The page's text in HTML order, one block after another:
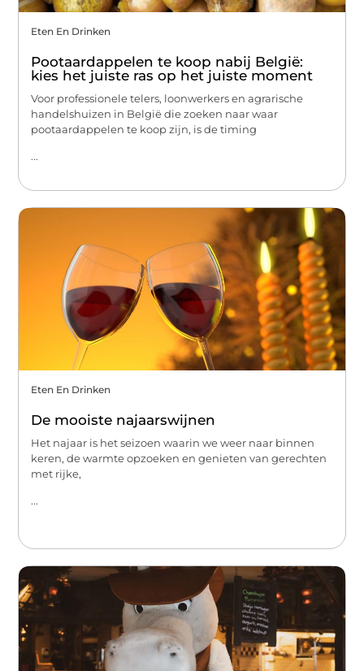
Eten En Drinken
Pootaardappelen te koop nabij België:
kies het juiste ras op het juiste moment
Voor professionele telers, loonwerkers en agrarische
handelshuizen in België die zoeken naar waar
pootaardappelen te koop zijn, is de timing
...
Eten En Drinken
De mooiste najaarswijnen
Het najaar is het seizoen waarin we weer naar binnen
keren, de warmte opzoeken en genieten van gerechten
met rijke,
...